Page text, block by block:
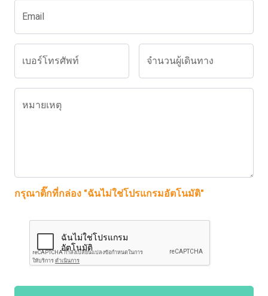
Email
เบอร์โทรศัพท์ จำนวนผู้เดินทาง
หมายเหตุ
กรุณาติ๊กที่กล่อง "ฉันไม่ใช่โปรแกรมอัตโนมัติ"